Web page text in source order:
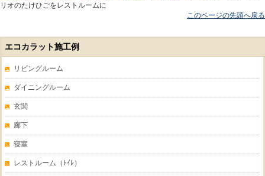
リオのたけひごをレストルームに
このページの先頭へ戻る
エコカラット施工例
リビングルーム
ダイニングルーム
玄関
廊下
寝室
レストルーム（ﾄｲﾚ）